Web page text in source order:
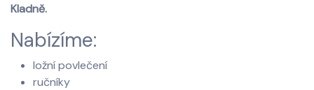
Kladně.
Nabízíme:
ložní povlečení
ručníky